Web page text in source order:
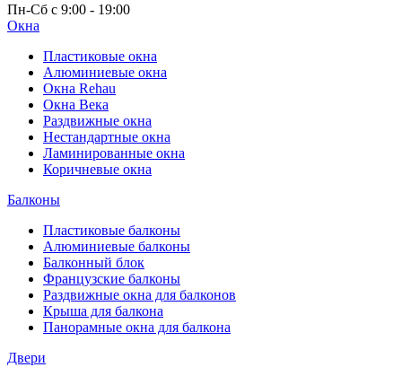
Пн-Сб с 9:00 - 19:00
Окна
Пластиковые окна
Алюминиевые окна
Окна Rehau
Окна Века
Раздвижные окна
Нестандартные окна
Ламинированные окна
Коричневые окна
Балконы
Пластиковые балконы
Алюминиевые балконы
Балконный блок
Французские балконы
Раздвижные окна для балконов
Крыша для балкона
Панорамные окна для балкона
Двери